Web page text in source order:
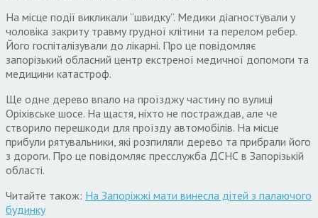
На місце події викликали “швидку”. Медики діагностували у
чоловіка закриту травму грудної клітини та перелом ребер.
Його госпіталізували до лікарні. Про це повідомляє
запорізький обласний центр екстреної медичної допомоги та
медицини катастроф.
Ще одне дерево впало на проїзджу частину по вулиці
Оріхівське шосе. На щастя, ніхто не постраждав, але че
створило перешкоди для проїзду автомобілів. На місце
прибули рятувальники, які розпиляли дерево та прибрали його
з дороги. Про це повідомляє пресслужба ДСНС в Запорізькій
області.
Читайте також: На Запоріжжі мати винесла дітей з палаючого
будинку